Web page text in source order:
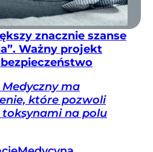
znacznie szanse
Ważny projekt
ma
które pozwoli
na polu